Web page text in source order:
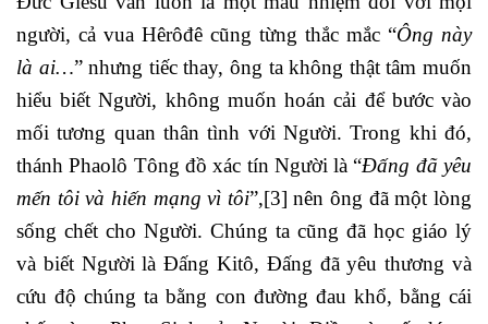
người, cả vua Hêrôđê cũng từng thắc mắc “Ông này
là ai…” nhưng tiếc thay, ông ta không thật tâm muốn
hiểu biết Người, không muốn hoán cải để bước vào
mối tương quan thân tình với Người. Trong khi đó,
thánh Phaolô Tông đồ xác tín Người là “Đấng đã yêu
mến tôi và hiến mạng vì tôi”,[3] nên ông đã một lòng
sống chết cho Người. Chúng ta cũng đã học giáo lý
và biết Người là Đấng Kitô, Đấng đã yêu thương và
cứu độ chúng ta bằng con đường đau khổ, bằng cái